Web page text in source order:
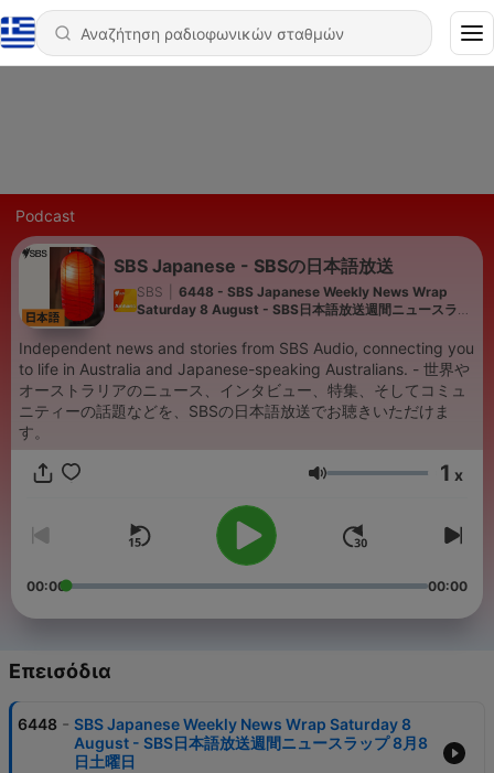
Podcast
SBS Japanese - SBSの日本語放送
SBS
6448 - SBS Japanese Weekly News Wrap
Saturday 8 August - SBS日本語放送週間ニュースラッ
Independent news and stories from SBS Audio, connecting you
to life in Australia and Japanese-speaking Australians. - 世界や
オーストラリアのニュース、インタビュー、特集、そしてコミュ
ニティーの話題などを、SBSの日本語放送でお聴きいただけま
す。
Ένταση 1 x
00:00 00:00
Επεισόδια
6448 - SBS Japanese Weekly News Wrap Saturday 8
August - SBS日本語放送週間ニュースラップ 8月8
日土曜日